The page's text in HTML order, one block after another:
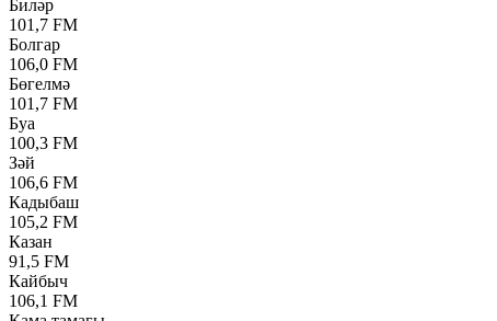
Биләр
101,7 FM
Болгар
106,0 FM
Бөгелмә
101,7 FM
Буа
100,3 FM
Зәй
106,6 FM
Кадыбаш
105,2 FM
Казан
91,5 FM
Кайбыч
106,1 FM